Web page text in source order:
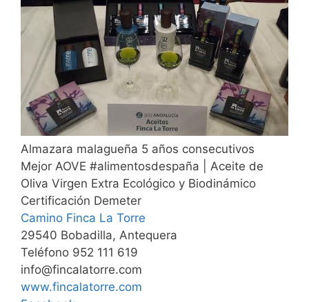
Almazara malagueña 5 años consecutivos
Mejor AOVE #alimentosdespaña | Aceite de
Oliva Virgen Extra Ecológico y Biodinámico
Certificación Demeter
Camino Finca La Torre
29540 Bobadilla, Antequera
Teléfono 952 111 619
info@fincalatorre.com
www.fincalatorre.com